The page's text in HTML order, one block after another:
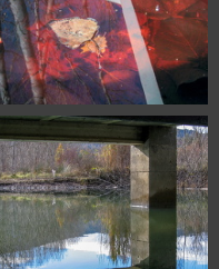
de Barasona Graus
Huesca Spain